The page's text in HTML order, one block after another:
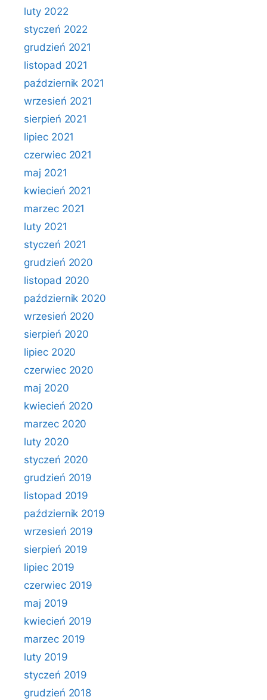
luty 2022
styczeń 2022
grudzień 2021
listopad 2021
październik 2021
wrzesień 2021
sierpień 2021
lipiec 2021
czerwiec 2021
maj 2021
kwiecień 2021
marzec 2021
luty 2021
styczeń 2021
grudzień 2020
listopad 2020
październik 2020
wrzesień 2020
sierpień 2020
lipiec 2020
czerwiec 2020
maj 2020
kwiecień 2020
marzec 2020
luty 2020
styczeń 2020
grudzień 2019
listopad 2019
październik 2019
wrzesień 2019
sierpień 2019
lipiec 2019
czerwiec 2019
maj 2019
kwiecień 2019
marzec 2019
luty 2019
styczeń 2019
grudzień 2018